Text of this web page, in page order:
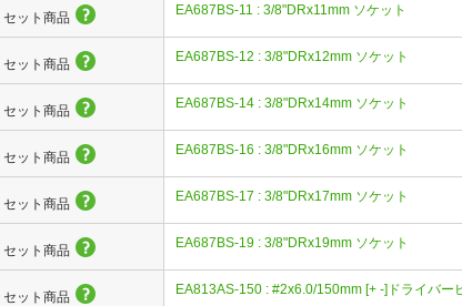
セット商品 EA687BS-11 : 3/8"DRx11mm ソケット
セット商品 EA687BS-12 : 3/8"DRx12mm ソケット
セット商品 EA687BS-14 : 3/8"DRx14mm ソケット
セット商品 EA687BS-16 : 3/8"DRx16mm ソケット
セット商品 EA687BS-17 : 3/8"DRx17mm ソケット
セット商品 EA687BS-19 : 3/8"DRx19mm ソケット
セット商品 EA813AS-150 : #2x6.0/150mm [+ -]ドライバー